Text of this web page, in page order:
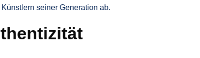
seiner Generation ab.